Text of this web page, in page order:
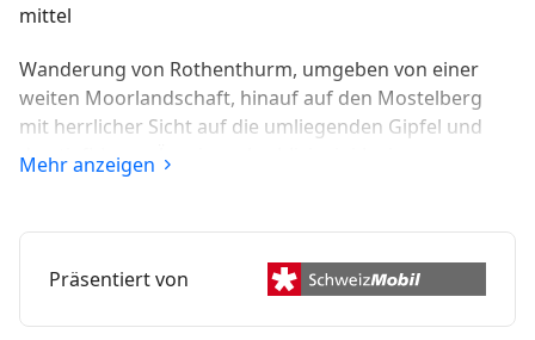
mittel
Wanderung von Rothenthurm, umgeben von einer
weiten Moorlandschaft, hinauf auf den Mostelberg
mit herrlicher Sicht auf die umliegenden Gipfel und
den tiefblauen Ägerisee. Ausblicke inklusive
Adrenalinkick gibt es auf der 374 Meter langen
Mehr anzeigen
Präsentiert von